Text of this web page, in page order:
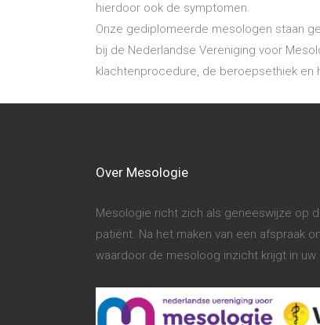
hierdoor ook de symptomen.
Onze gediplomeerde mesologen staan
bij de Nederlandse Vereniging voor
klachtenprocedure, de beroepsethiek en
Over Mesologie
Mesologie richt zich als geneeswijze op
patiënt. Na het maken van een afspraak
waardoor de mesoloog inzicht krijgt in